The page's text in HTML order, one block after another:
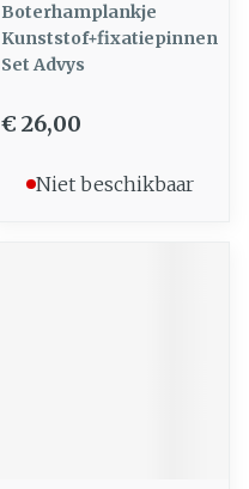
Boterhamplankje
Kunststof+fixatiepinnen
Set Advys
€ 26,00
Niet beschikbaar